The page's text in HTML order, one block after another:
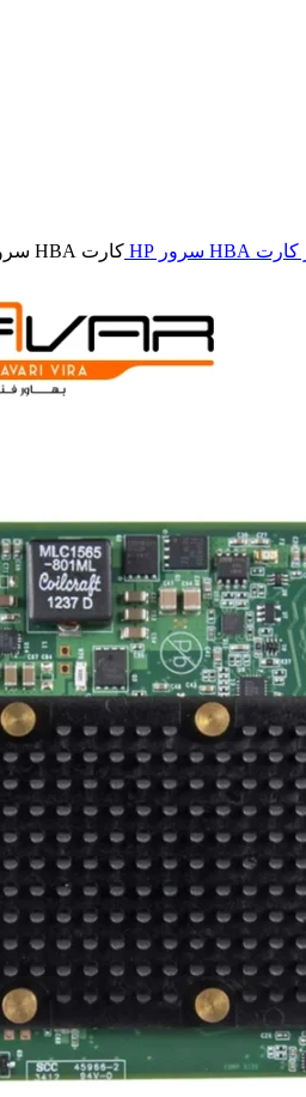
کارت HBA سرور HP کارت HBA سرور اچ پی QMH2672 16Gb FC 710608-B21 (پک اسپیر)